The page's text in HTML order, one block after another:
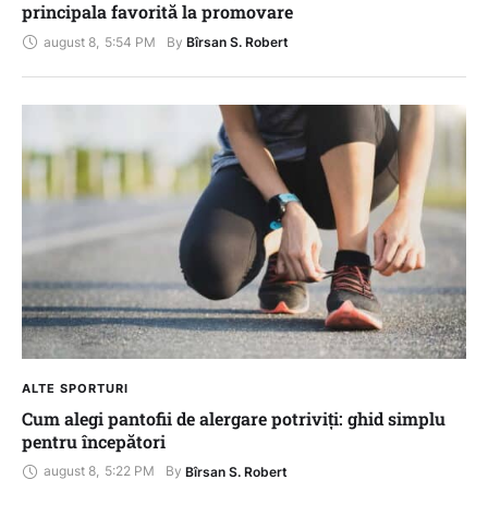
principala favorită la promovare
august 8 5:54 PM By Bîrsan S. Robert
ALTE SPORTURI
Cum alegi pantofii de alergare potriviți: ghid simplu
pentru începători
august 8, 5:22 PM By Bîrsan S. Robert